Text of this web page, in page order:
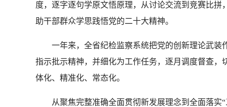
度，逐字逐句学原文悟原理，从讨论交流到竞赛比
助干部群众学思践悟党的二十大精神。
一年来，全省纪检监察系统把党的创新理论武装
指示批示精神，并细化为工作任务，逐月调度督查，
体化、精准化、常态化。
从聚焦完整准确全面贯彻新发展理念到全面落实